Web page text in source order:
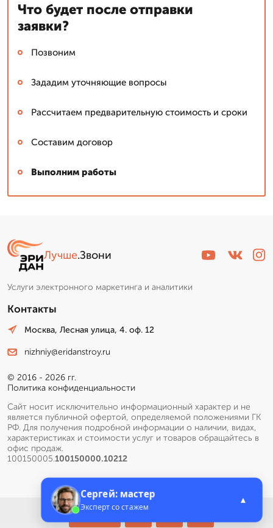
Что будет после отправки
заявки?
Позвоним
Зададим уточняющие вопросы
Рассчитаем предварительную стоимость и сроки
Составим договор
Выполним работы
Лучше.Звони
Услуги электронного маркетинга и аналитики
Контакты
Москва, Лесная улица, 4. оф. 12
nizhniy@eridanstroy.ru
© 2016 - 2026 гг.
Политика конфиденциальности
Сайт носит исключительно информационный характер и не
является публичной офертой, определяемой положениями ГК
РФ. Для получения подробной информации о наличии, видах,
характеристиках и стоимости услуг и товаров обращайтесь в
офис продаж.
100150005.100150000.10212
Меню
Сергей: мастер
Эксперт со стажем
▲